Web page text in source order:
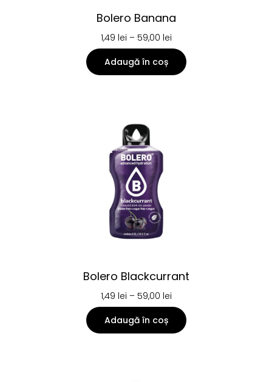
Bolero Banana
1,49 lei – 59,00 lei
Adaugă în coș
Bolero Blackcurrant
1,49 lei – 59,00 lei
Adaugă în coș